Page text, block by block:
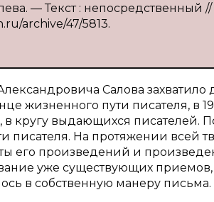
— Текст :
archive/47/5813.
Салова захватило
жизненного пути писателя, в
в кругу выдающихся писателей.
писателя. На протяжении всей
его произведений и
уже существующих приемов,
в собственную манеру письма.